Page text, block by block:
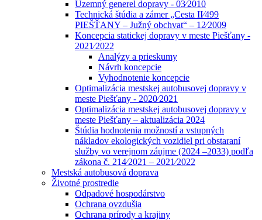
Územný generel dopravy - 03⁄2010
Technická štúdia a zámer „Cesta II⁄499
PIEŠŤANY – Južný obchvat“ – 12⁄2009
Koncepcia statickej dopravy v meste Piešťany -
2021⁄2022
Analýzy a prieskumy
Návrh koncepcie
Vyhodnotenie koncepcie
Optimalizácia mestskej autobusovej dopravy v
meste Piešťany - 2020⁄2021
Optimalizácia mestskej autobusovej dopravy v
meste Piešťany – aktualizácia 2024
Štúdia hodnotenia možností a vstupných
nákladov ekologických vozidiel pri obstaraní
služby vo verejnom záujme (2024 –2033) podľa
zákona č. 214⁄2021 – 2021⁄2022
Mestská autobusová doprava
Životné prostredie
Odpadové hospodárstvo
Ochrana ovzdušia
Ochrana prírody a krajiny